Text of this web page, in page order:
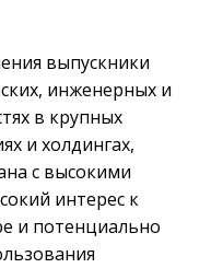
выпускники
инженерных и
в крупных
и холдингах,
с высокими
интерес к
и потенциально